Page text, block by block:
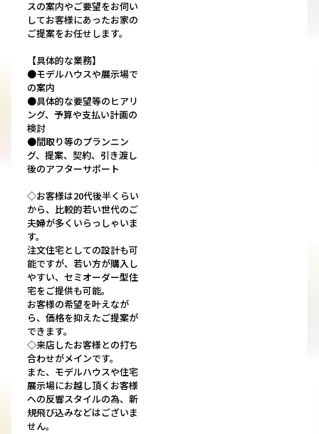
スの案内やご要望をお伺い
してお客様にあったお家の
ご提案をお任せします。
【具体的な業務】
●モデルハウスや展示場で
の案内
●具体的な要望等のヒアリ
ング、予算や支払い計画の
検討
●間取り等のプランニン
グ、提案、契約、引き渡し
後のアフターサポート
◇お客様は20代後半くらい
から、比較的若い世代のご
夫婦が多くいらっしゃいま
す。
注文住宅としての設計も可
能ですが、若い方が購入し
やすい、セミオーダー型住
宅をご提供も可能。
お客様の希望を叶えなが
ら、価格を抑えたご提案が
できます。
◇来店したお客様との打ち
合わせがメインです。
また、モデルハウスや住宅
展示場にお越し頂くお客様
への反響スタイルの為、新
規飛び込みなどはございま
せん。